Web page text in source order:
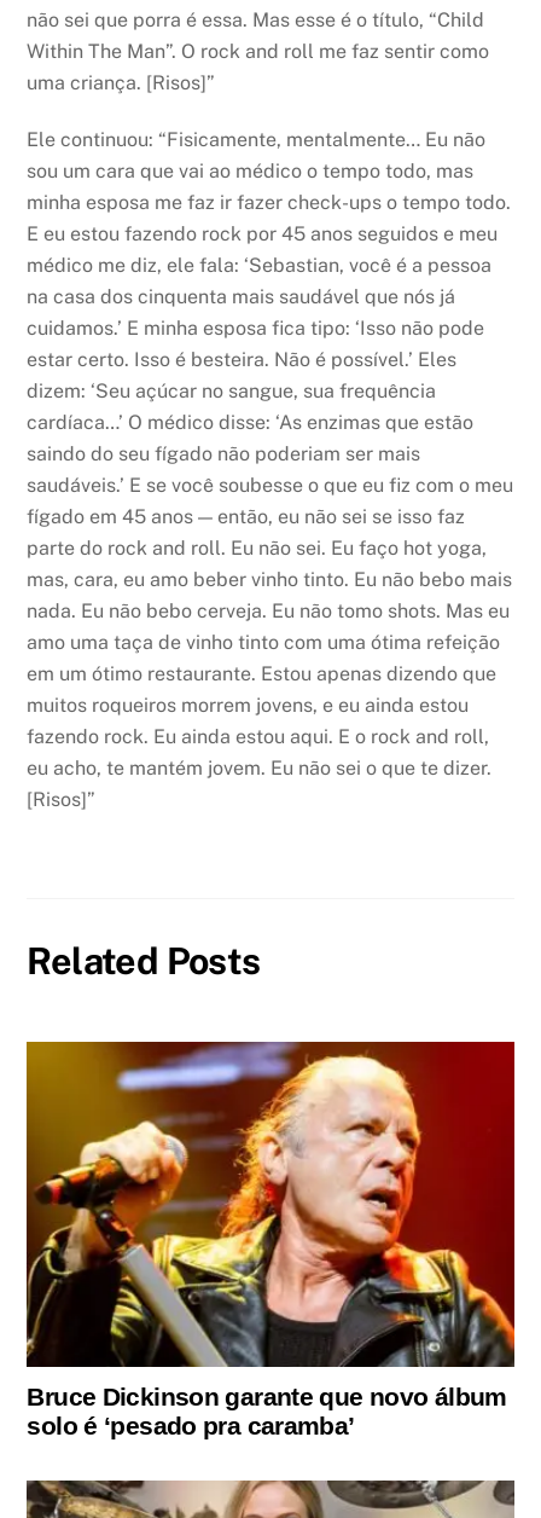
não sei que porra é essa. Mas esse é o título, “Child
Within The Man”. O rock and roll me faz sentir como
uma criança. [Risos]”
Ele continuou: “Fisicamente, mentalmente… Eu não
sou um cara que vai ao médico o tempo todo, mas
minha esposa me faz ir fazer check-ups o tempo todo.
E eu estou fazendo rock por 45 anos seguidos e meu
médico me diz, ele fala: ‘Sebastian, você é a pessoa
na casa dos cinquenta mais saudável que nós já
cuidamos.’ E minha esposa fica tipo: ‘Isso não pode
estar certo. Isso é besteira. Não é possível.’ Eles
dizem: ‘Seu açúcar no sangue, sua frequência
cardíaca…’ O médico disse: ‘As enzimas que estão
saindo do seu fígado não poderiam ser mais
saudáveis.’ E se você soubesse o que eu fiz com o meu
fígado em 45 anos — então, eu não sei se isso faz
parte do rock and roll. Eu não sei. Eu faço hot yoga,
mas, cara, eu amo beber vinho tinto. Eu não bebo mais
nada. Eu não bebo cerveja. Eu não tomo shots. Mas eu
amo uma taça de vinho tinto com uma ótima refeição
em um ótimo restaurante. Estou apenas dizendo que
muitos roqueiros morrem jovens, e eu ainda estou
fazendo rock. Eu ainda estou aqui. E o rock and roll,
eu acho, te mantém jovem. Eu não sei o que te dizer.
[Risos]”
Related Posts
Bruce Dickinson garante que novo álbum
solo é ‘pesado pra caramba’